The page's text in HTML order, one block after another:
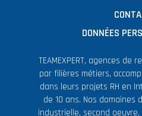
DONNÉES
TEAMEXPERT, agences de
par filières métiers,
dans leurs projets RH en
de 10 ans. Nos domaines
industrielle, second